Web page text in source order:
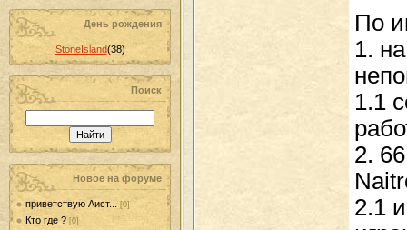
День рождения
StoneIsland(38)
Поиск
Новое на форуме
приветствую Аист... [0]
Кто где ? [0]
По
1.
1.1
2.
2.1